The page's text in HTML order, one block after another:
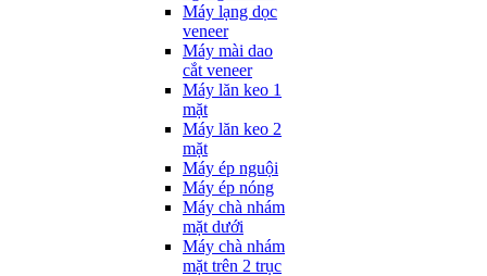
Máy lạng dọc
veneer
Máy mài dao
cắt veneer
Máy lăn keo 1
mặt
Máy lăn keo 2
mặt
Máy ép nguội
Máy ép nóng
Máy chà nhám
mặt dưới
Máy chà nhám
mặt trên 2 trục